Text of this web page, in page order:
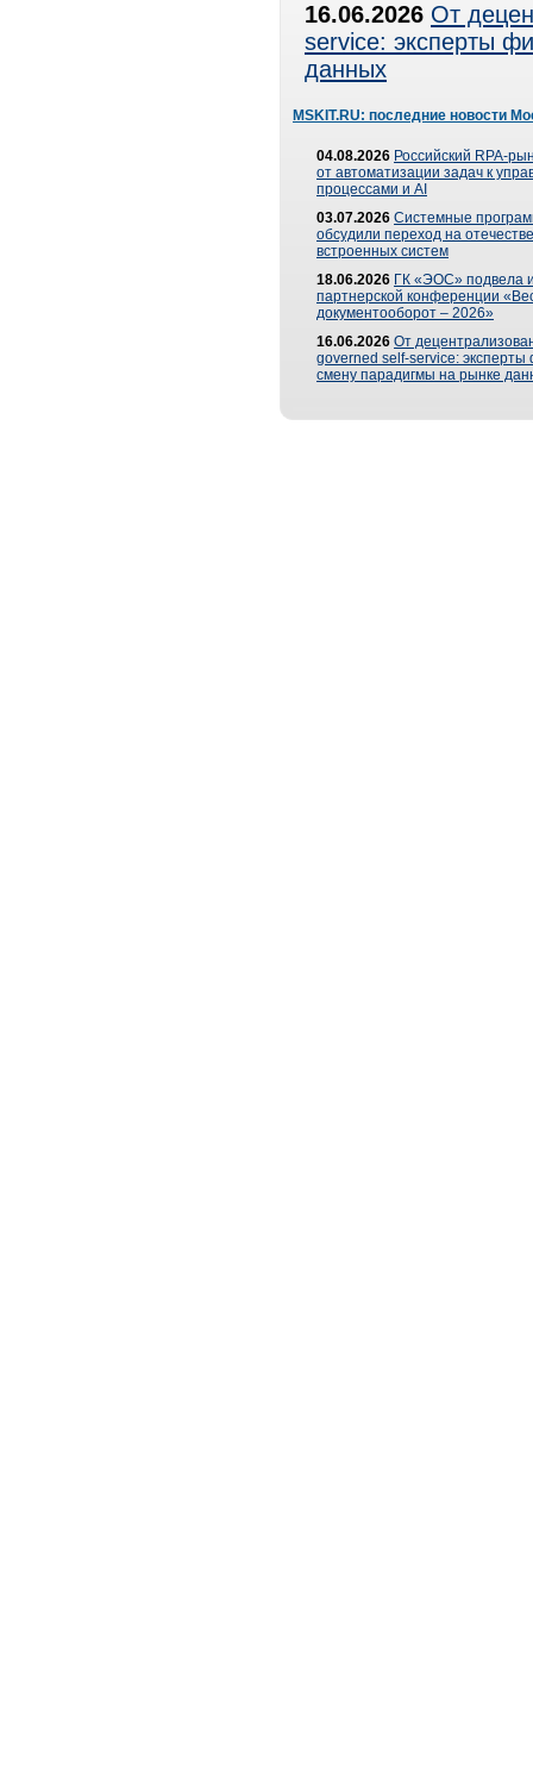
16.06.2026 От
service: эксперты
данных
MSKIT.RU: последние новости
04.08.2026 Российский RPA-
от автоматизации задач к
процессами и AI
03.07.2026 Системные
обсудили переход на
встроенных систем
18.06.2026 ГК «ЭОС» подвела
партнерской конференции
документооборот – 2026»
16.06.2026 От
governed self-service: эксперты
смену парадигмы на рынке